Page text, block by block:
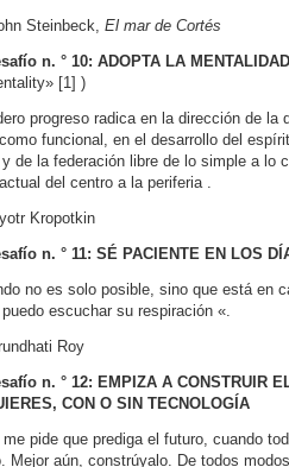
Steinbeck, El mar de Cortés
n. ° 10: ADOPTA LA
[1] )
progreso radica en la dirección de la
funcional, en el desarrollo del
de la federación libre de lo simple a lo
del centro a la periferia .
Kropotkin
n. ° 11: SÉ PACIENTE EN LOS
no es solo posible, sino que está en
escuchar su respiración «.
Roy
n. ° 12: EMPIZA A CONSTRUIR
CON O SIN TECNOLOGÍA
me pide que prediga el futuro, cuando
Mejor aún, constrúyalo. De todos